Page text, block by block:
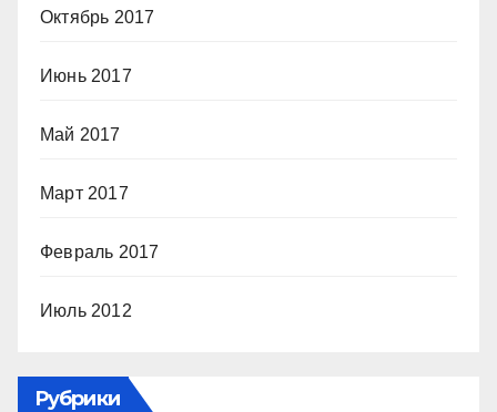
Октябрь 2017
Июнь 2017
Май 2017
Март 2017
Февраль 2017
Июль 2012
Рубрики